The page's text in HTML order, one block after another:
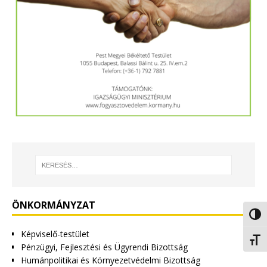
ÖNKORMÁNYZAT
Képviselő-testület
Pénzügyi, Fejlesztési és Ügyrendi Bizottság
Humánpolitikai és Környezetvédelmi Bizottság